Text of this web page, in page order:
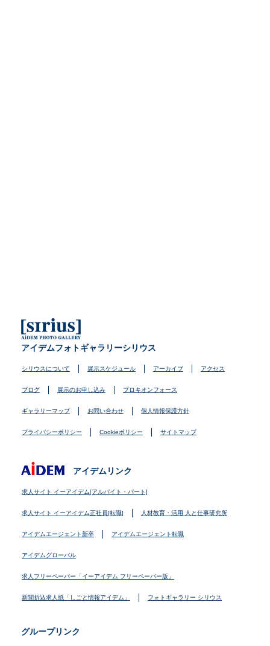
アイデムフォトギャラリーシリウス
シリウスについて 展示スケジュール アーカイブ アクセス
ブログ 展示のお申し込み プロキオンフォース
ギャラリーマップ お問い合わせ 個人情報保護方針
プライバシーポリシー Cookieポリシー サイトマップ
アイデムリンク
求人サイト イーアイデム[アルバイト・パート]
求人サイト イーアイデム正社員[転職] 人材教育・活用 人と仕事研究所
アイデムエージェント新卒 アイデムエージェント転職
アイデムグローバル
求人フリーペーパー「イーアイデム フリーペーパー版」
新聞折込求人紙「しごと情報アイデム」 フォトギャラリー シリウス
グループリンク